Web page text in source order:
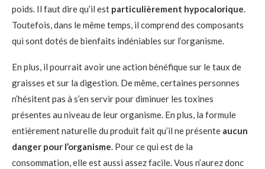
poids. Il faut dire qu’il est particulièrement hypocalorique.
Toutefois, dans le même temps, il comprend des composants
qui sont dotés de bienfaits indéniables sur l’organisme.
En plus, il pourrait avoir une action bénéfique sur le taux de
graisses et sur la digestion. De même, certaines personnes
n’hésitent pas à s’en servir pour diminuer les toxines
présentes au niveau de leur organisme. En plus, la formule
entièrement naturelle du produit fait qu’il ne présente aucun
danger pour l’organisme. Pour ce qui est de la
consommation, elle est aussi assez facile. Vous n’aurez donc